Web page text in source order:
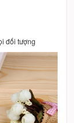
đối tượng